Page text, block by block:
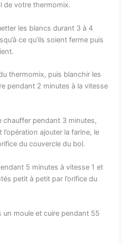
de votre thermomix.
les blancs durant 3 à 4
ce qu’ils soient ferme puis
thermomix, puis blanchir les
pendant 2 minutes à la vitesse
chauffer pendant 3 minutes,
ajouter la farine, le
du couvercle du bol.
5 minutes à vitesse 1 et
petit à petit par l’orifice du
un moule et cuire pendant 55